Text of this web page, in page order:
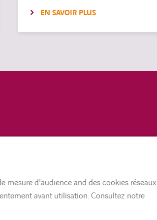
EN SAVOIR PLUS
mesure d'audience and des cookies réseaux
avant utilisation. Consultez notre